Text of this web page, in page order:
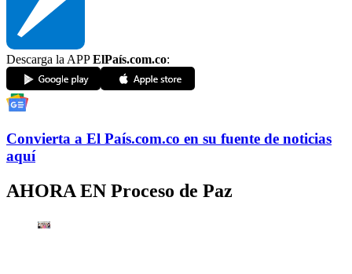
Descarga la APPElPaís.com.co:
Convierta a El País.com.co en su fuente de noticias
aquí
AHORA EN Proceso de Paz